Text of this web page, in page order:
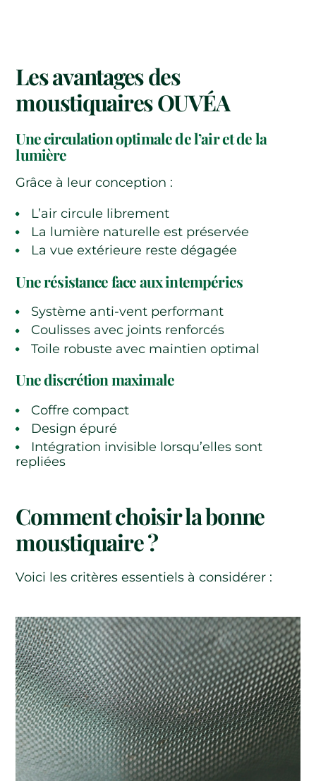
Les avantages des
moustiquaires OUVÉA
Une circulation optimale de l’air et de la
lumière
Grâce à leur conception :
L’air circule librement
La lumière naturelle est préservée
La vue extérieure reste dégagée
Une résistance face aux intempéries
Système anti-vent performant
Coulisses avec joints renforcés
Toile robuste avec maintien optimal
Une discrétion maximale
Coffre compact
Design épuré
Intégration invisible lorsqu’elles sont
repliées
Comment choisir la bonne
moustiquaire ?
Voici les critères essentiels à considérer :